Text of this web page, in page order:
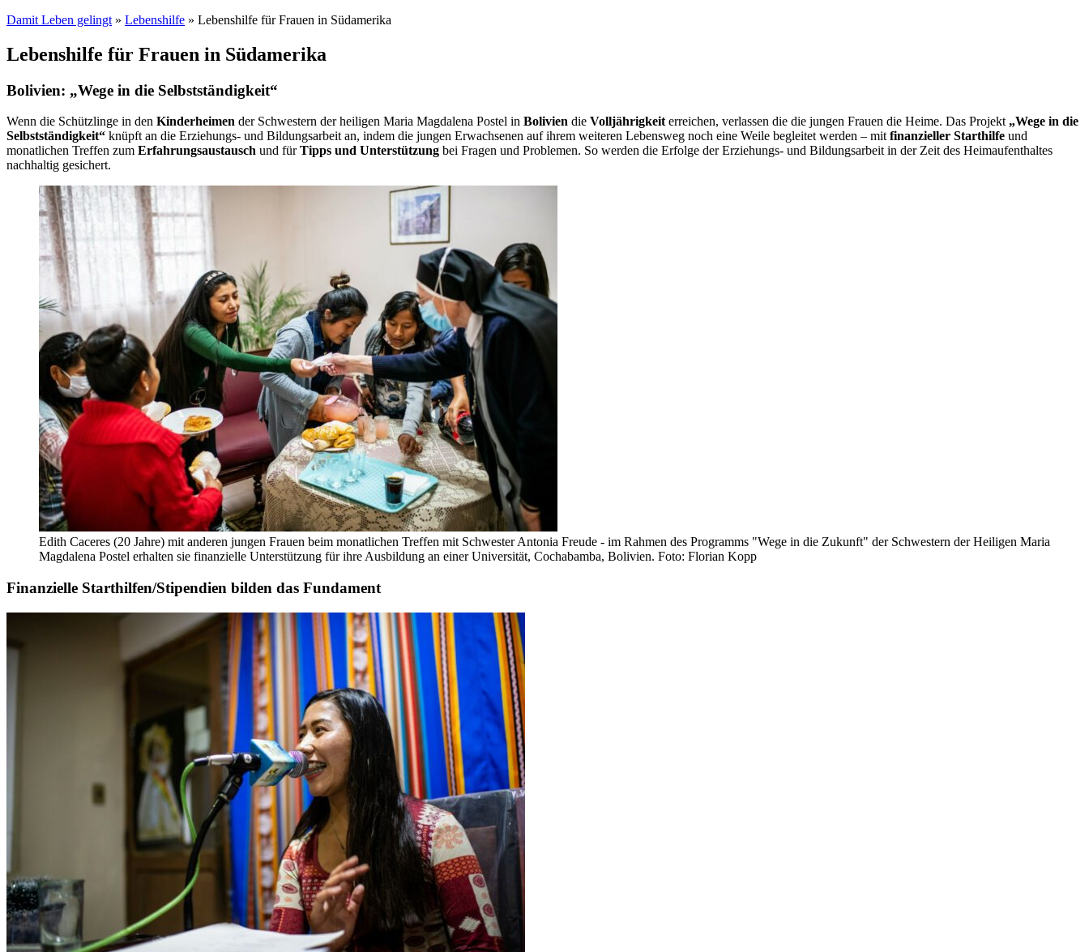
Damit Leben gelingt » Lebenshilfe » Lebenshilfe für Frauen in Südamerika
Lebenshilfe für Frauen in Südamerika
Bolivien: „Wege in die Selbstständigkeit“
Wenn die Schützlinge in den Kinderheimen der Schwestern der heiligen Maria Magdalena Postel in Bolivien die Volljährigkeit erreichen, verlassen die die jungen Frauen die Heime. Das Projekt „Wege in die
Selbstständigkeit“ knüpft an die Erziehungs- und Bildungsarbeit an, indem die jungen Erwachsenen auf ihrem weiteren Lebensweg noch eine Weile begleitet werden – mit finanzieller Starthilfe und
monatlichen Treffen zum Erfahrungsaustausch und fürTipps und Unterstützung bei Fragen und Problemen. So werden die Erfolge der Erziehungs- und Bildungsarbeit in der Zeit des Heimaufenthaltes
nachhaltig gesichert.
Edith Caceres (20 Jahre) mit anderen jungen Frauen beim monatlichen Treffen mit Schwester Antonia Freude - im Rahmen des Programms "Wege in die Zukunft" der Schwestern der Heiligen Maria
Magdalena Postel erhalten sie finanzielle Unterstützung für ihre Ausbildung an einer Universität, Cochabamba, Bolivien. Foto: Florian Kopp
Finanzielle Starthilfen/Stipendien bilden das Fundament